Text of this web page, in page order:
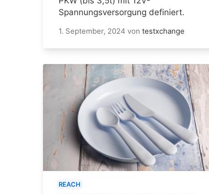
Spannungsversorgung definiert.
1. September, 2024 von testxchange
REACH